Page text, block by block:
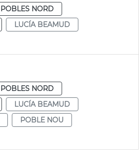
POBLES NORD
LUCÍA BEAMUD
POBLES NORD
LUCÍA BEAMUD
POBLE NOU